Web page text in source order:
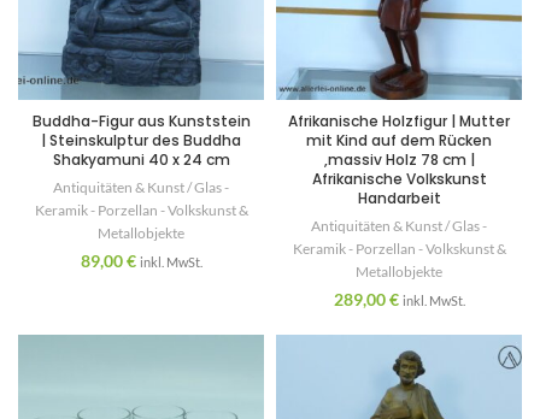
Buddha-Figur aus Kunststein
| Steinskulptur des Buddha
Shakyamuni 40 x 24 cm
Antiquitäten & Kunst / Glas -
Keramik - Porzellan - Volkskunst &
Metallobjekte
89,00€ inkl. MwSt.
Afrikanische Holzfigur | Mutter
mit Kind auf dem Rücken
,massiv Holz 78 cm |
Afrikanische Volkskunst
Handarbeit
Antiquitäten & Kunst / Glas -
Keramik - Porzellan - Volkskunst &
Metallobjekte
289,00€ inkl. MwSt.